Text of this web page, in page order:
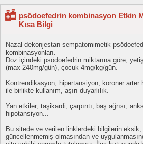
psödoefedrin kombinasyon Etkin
Kısa Bilgi
Nazal dekonjestan sempatomimetik
kombinasyonları.
Doz içindeki psödoefedrin miktarına göre;
(max 240mg/gün), çocuk 4mg/kg/gün.
Kontrendikasyon; hipertansiyon, koroner arter
ile birlikte kullanım, aşırı duyarlılık.
Yan etkiler; taşikardi, çarpıntı, baş ağrısı,
hipotansiyon...
Bu sitede ve verilen linklerdeki bilgilerin eksik,
güncellenmemiş olmasından ve